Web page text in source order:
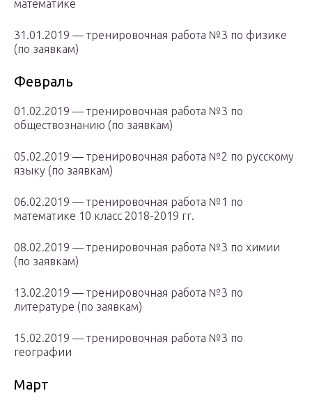
математике
31.01.2019 — тренировочная работа №3 по физике
(по заявкам)
Февраль
01.02.2019 — тренировочная работа №3 по
обществознанию (по заявкам)
05.02.2019 — тренировочная работа №2 по русскому
языку (по заявкам)
06.02.2019 — тренировочная работа №1 по
математике 10 класс 2018-2019 гг.
08.02.2019 — тренировочная работа №3 по химии
(по заявкам)
13.02.2019 — тренировочная работа №3 по
литературе (по заявкам)
15.02.2019 — тренировочная работа №3 по
географии
Март